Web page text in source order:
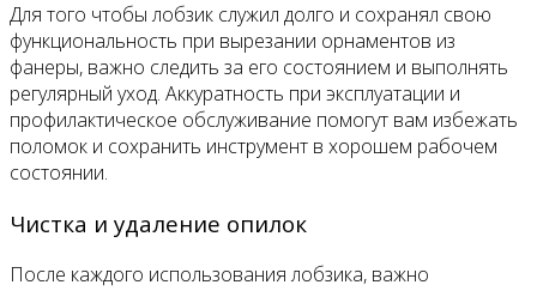
Для того чтобы лобзик служил долго и сохранял свою
функциональность при вырезании орнаментов из
фанеры, важно следить за его состоянием и выполнять
регулярный уход. Аккуратность при эксплуатации и
профилактическое обслуживание помогут вам избежать
поломок и сохранить инструмент в хорошем рабочем
состоянии.
Чистка и удаление опилок
После каждого использования лобзика, важно